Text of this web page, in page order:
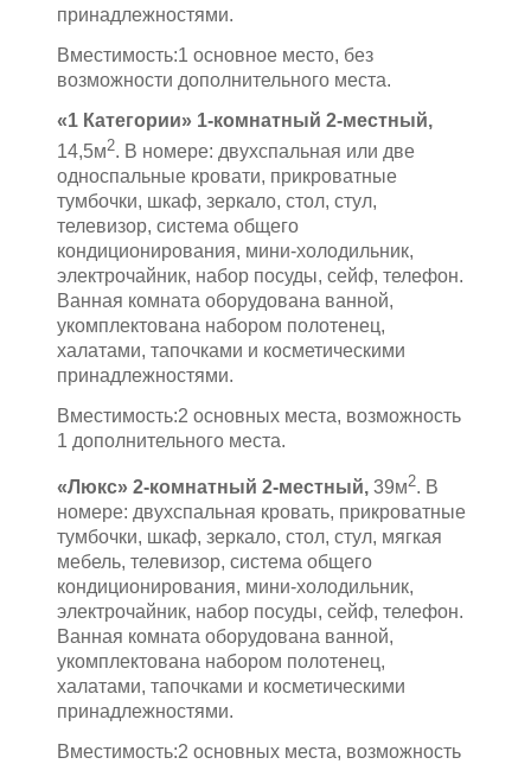
принадлежностями.
Вместимость:1 основное место, без
возможности дополнительного места.
«1 Категории» 1-комнатный 2-местный,
14,5м2. В номере: двухспальная или две
односпальные кровати, прикроватные
тумбочки, шкаф, зеркало, стол, стул,
телевизор, система общего
кондиционирования, мини-холодильник,
электрочайник, набор посуды, сейф, телефон.
Ванная комната оборудована ванной,
укомплектована набором полотенец,
халатами, тапочками и косметическими
принадлежностями.
Вместимость:2 основных места, возможность
1 дополнительного места.
«Люкс» 2-комнатный 2-местный, 39м2. В
номере: двухспальная кровать, прикроватные
тумбочки, шкаф, зеркало, стол, стул, мягкая
мебель, телевизор, система общего
кондиционирования, мини-холодильник,
электрочайник, набор посуды, сейф, телефон.
Ванная комната оборудована ванной,
укомплектована набором полотенец,
халатами, тапочками и косметическими
принадлежностями.
Вместимость:2 основных места, возможность